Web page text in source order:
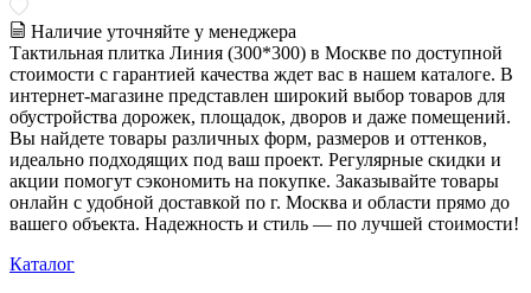
Наличие уточняйте у менеджера
Тактильная плитка Линия (300*300) в Москве по доступной
стоимости с гарантией качества ждет вас в нашем каталоге. В
интернет-магазине представлен широкий выбор товаров для
обустройства дорожек, площадок, дворов и даже помещений.
Вы найдете товары различных форм, размеров и оттенков,
идеально подходящих под ваш проект. Регулярные скидки и
акции помогут сэкономить на покупке. Заказывайте товары
онлайн с удобной доставкой по г. Москва и области прямо до
вашего объекта. Надежность и стиль — по лучшей стоимости!
Каталог